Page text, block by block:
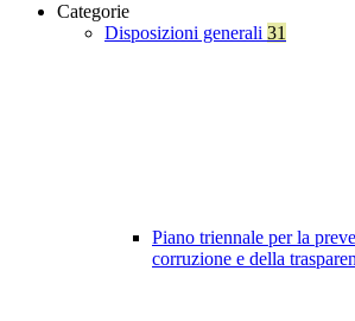
Categorie
Disposizioni generali 31
Piano triennale per la
corruzione e della